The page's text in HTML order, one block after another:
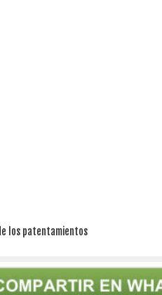
los patentamientos